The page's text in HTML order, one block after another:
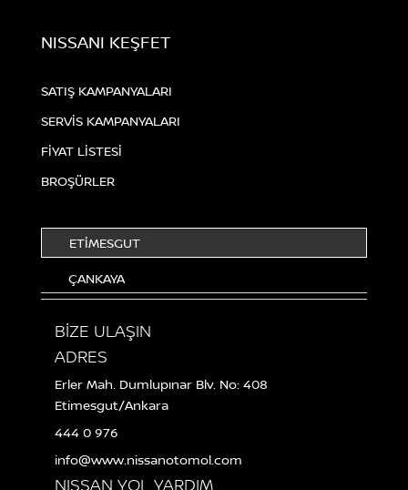
NISSANI KEŞFET
SATIŞ KAMPANYALARI
SERVİS KAMPANYALARI
FİYAT LİSTESİ
BROŞÜRLER
ETİMESGUT
ÇANKAYA
BİZE ULAŞIN
ADRES
Erler Mah. Dumlupınar Blv. No: 408
Etimesgut/Ankara
444 0 976
info@www.nissanotomol.com
NISSAN YOL YARDIM